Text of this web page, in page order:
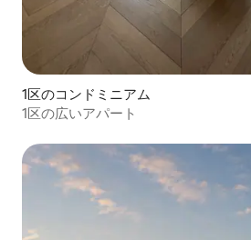
1区のコンドミニアム
1区の広いアパート